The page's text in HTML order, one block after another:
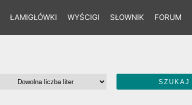
ŁAMIGŁÓWKI WYŚCIGI SŁOWNIK FORUM